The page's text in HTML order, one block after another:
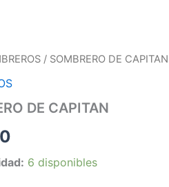
/ SOMBRERO DE CAPITAN
DE CAPITAN
6 disponibles